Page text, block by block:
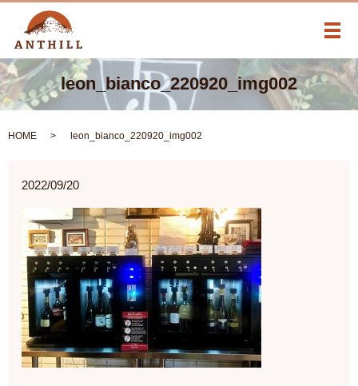
メ
leon_bianco_220920_img002
HOME leon_bianco_220920_img002
2022/09/20